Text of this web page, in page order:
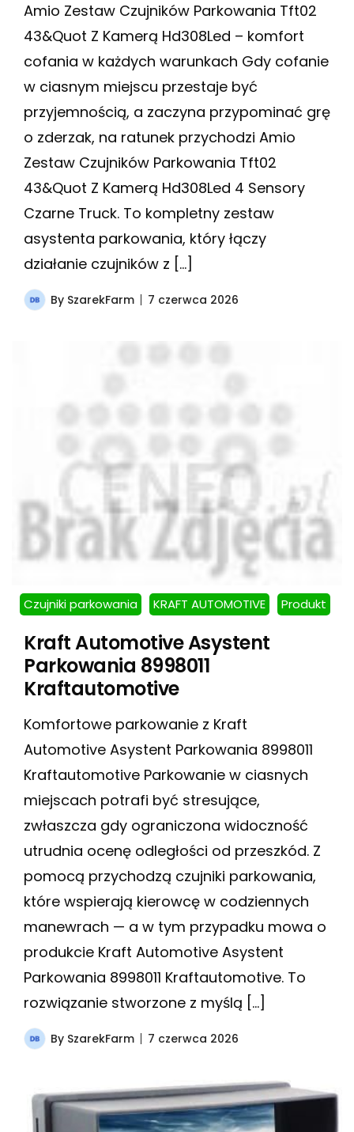
Amio Zestaw Czujników Parkowania Tft02
43&Quot Z Kamerą Hd308Led – komfort
cofania w każdych warunkach Gdy cofanie
w ciasnym miejscu przestaje być
przyjemnością, a zaczyna przypominać grę
o zderzak, na ratunek przychodzi Amio
Zestaw Czujników Parkowania Tft02
43&Quot Z Kamerą Hd308Led 4 Sensory
Czarne Truck. To kompletny zestaw
asystenta parkowania, który łączy
działanie czujników z […]
By SzarekFarm 7 czerwca 2026
Czujniki parkowania KRAFT AUTOMOTIVE Produkt
Kraft Automotive Asystent
Parkowania 8998011
Kraftautomotive
Komfortowe parkowanie z Kraft
Automotive Asystent Parkowania 8998011
Kraftautomotive Parkowanie w ciasnych
miejscach potrafi być stresujące,
zwłaszcza gdy ograniczona widoczność
utrudnia ocenę odległości od przeszkód. Z
pomocą przychodzą czujniki parkowania,
które wspierają kierowcę w codziennych
manewrach — a w tym przypadku mowa o
produkcie Kraft Automotive Asystent
Parkowania 8998011 Kraftautomotive. To
rozwiązanie stworzone z myślą […]
By SzarekFarm 7 czerwca 2026